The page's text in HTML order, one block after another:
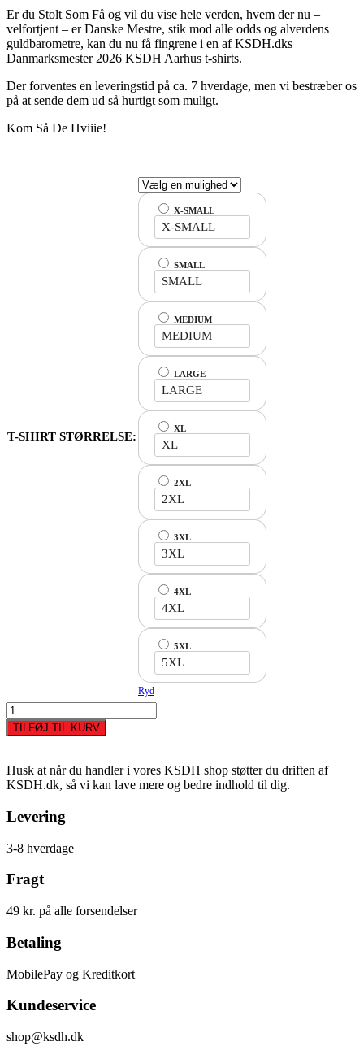
Er du Stolt Som Få og vil du vise hele verden, hvem der nu –
velfortjent – er Danske Mestre, stik mod alle odds og alverdens
guldbarometre, kan du nu få fingrene i en af KSDH.dks
Danmarksmester 2026 KSDH Aarhus t-shirts.
Der forventes en leveringstid på ca. 7 hverdage, men vi bestræber os
på at sende dem ud så hurtigt som muligt.
Kom Så De Hviiie!
T-SHIRT STØRRELSE:
X-SMALL
X-SMALL
SMALL
SMALL
MEDIUM
MEDIUM
LARGE
LARGE
XL
XL
2XL
2XL
3XL
3XL
4XL
4XL
5XL
5XL
Ryd
Danmarksmester
2026
KSDH
T-
Shirt
Blå
antal
TILFØJ TIL KURV
Husk at når du handler i vores KSDH shop støtter du driften af
KSDH.dk, så vi kan lave mere og bedre indhold til dig.
Levering
3-8 hverdage
Fragt
49 kr. på alle forsendelser
Betaling
MobilePay og Kreditkort
Kundeservice
shop@ksdh.dk